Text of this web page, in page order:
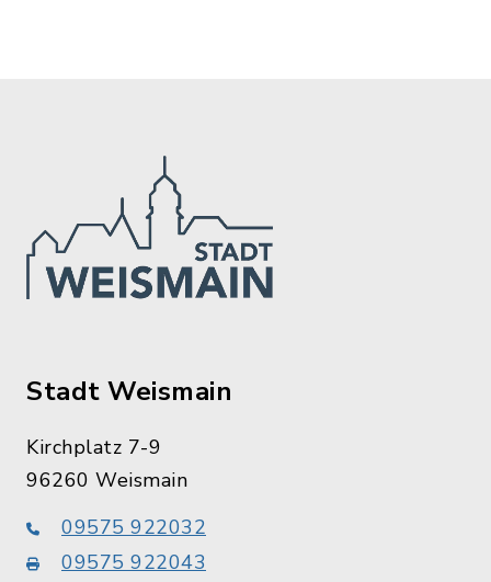
Stadt Weismain
Kirchplatz 7-9
96260 Weismain
09575 922032
09575 922043